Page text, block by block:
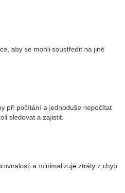
aby se mohli soustředit na jiné
při počítání a jednoduše nepočítat
sledovat a zajistit.
a minimalizuje ztráty z chyb